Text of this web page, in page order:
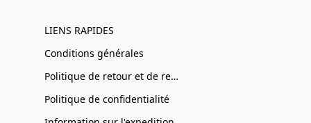
LIENS RAPIDES
Conditions générales
Politique de retour et de remboursement
Politique de confidentialité